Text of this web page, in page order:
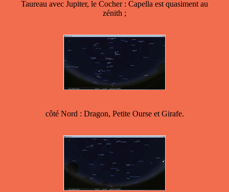
Taureau avec Jupiter, le Cocher : Capella est quasiment au
zénith ;
côté Nord : Dragon, Petite Ourse et Girafe.